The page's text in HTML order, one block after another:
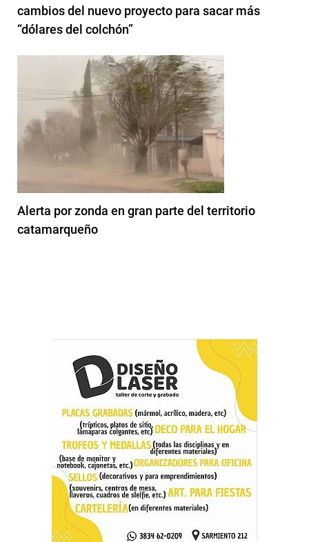
cambios del nuevo proyecto para sacar más
“dólares del colchón”
Alerta por zonda en gran parte del territorio
catamarqueño